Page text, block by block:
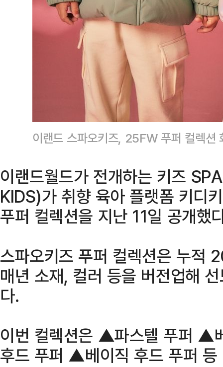
이랜드 스파오키즈, 25FW 푸퍼 컬렉
이랜드월드가 전개하는 키즈
KIDS)가 취향 육아 플랫폼 키
푸퍼 컬렉션을 지난 11일 공개했
스파오키즈 푸퍼 컬렉션은 누적
매년 소재, 컬러 등을 버전업해
다.
이번 컬렉션은 ▲파스텔 푸퍼 ▲
후드 푸퍼 ▲베이직 후드 푸퍼